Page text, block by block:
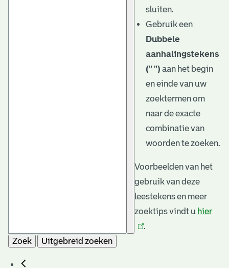
sluiten.
Gebruik een
Dubbele
aanhalingstekens
(" ") aan het begin
en einde van uw
zoektermen om
naar de exacte
combinatie van
woorden te zoeken.
Voorbeelden van het
gebruik van deze
leestekens en meer
zoektips vindt u hier
.
Zoek
Uitgebreid zoeken